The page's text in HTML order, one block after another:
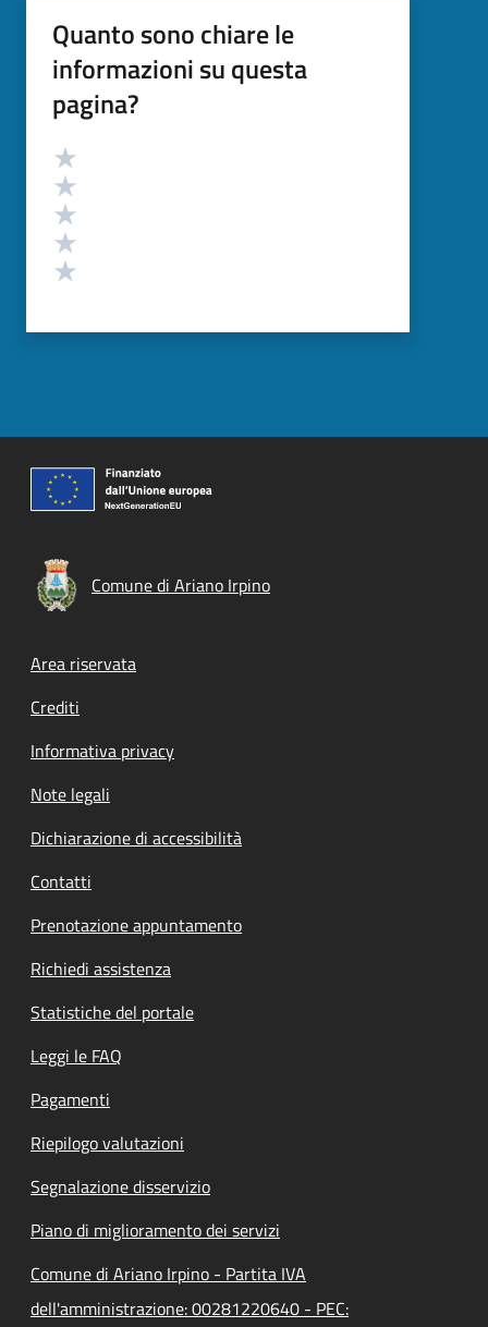
Quanto sono chiare le
informazioni su questa
pagina?
Valutazione
Comune di Ariano Irpino
Footer menu
Area riservata
Crediti
Informativa privacy
Note legali
Dichiarazione di accessibilità
Contatti
Prenotazione appuntamento
Richiedi assistenza
Statistiche del portale
Leggi le FAQ
Pagamenti
Riepilogo valutazioni
Segnalazione disservizio
Piano di miglioramento dei servizi
Comune di Ariano Irpino - Partita IVA
dell'amministrazione: 00281220640 - PEC: